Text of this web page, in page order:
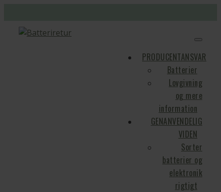
PRODUCENTANSVAR
Batterier
Lovgivning
og mere
information
GENANVENDELIG
VIDEN
Sorter
batterier og
elektronik
rigtigt